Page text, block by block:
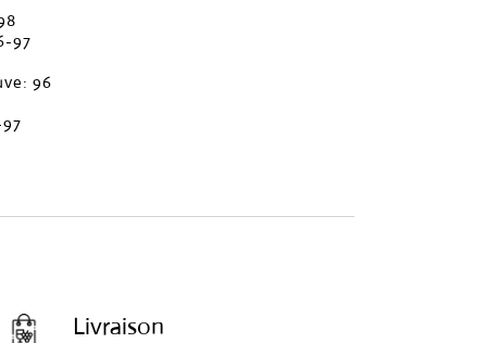
97
96
Livraison